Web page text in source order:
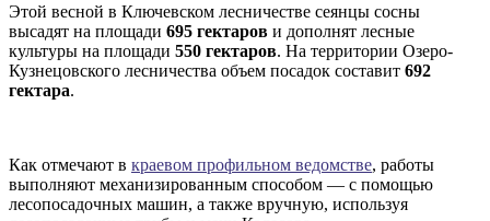
Этой весной в Ключевском лесничестве сеянцы сосны
высадят на площади 695 гектаров и дополнят лесные
культуры на площади 550 гектаров. На территории Озеро-
Кузнецовского лесничества объем посадок составит 692
гектара.
Как отмечают в краевом профильном ведомстве, работы
выполняют механизированным способом — с помощью
лесопосадочных машин, а также вручную, используя